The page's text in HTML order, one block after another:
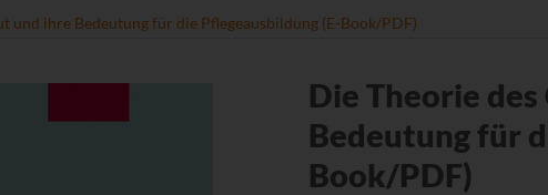
und ihre Bedeutung für die Pflegeausbildung (E-Book/PDF)
Die Theorie
Bedeutung für
Book/PDF)